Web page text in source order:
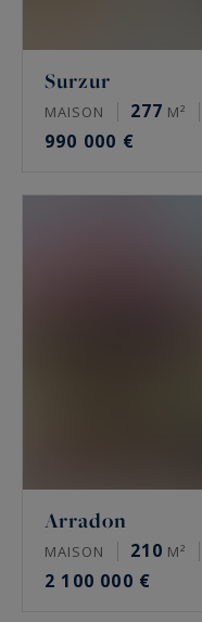
Surzur
MAISON 277 M²
990 000 €
Arradon
MAISON 210 M²
2 100 000 €